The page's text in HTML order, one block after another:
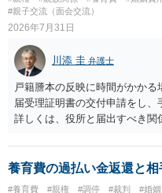
は言いにくいと思われます。な
担すべきかについては、離婚時
や費用などを踏まえて個別に検
の条項において、養育費の終期
か、大学進学に関する定めの
定めの有無等について確認す
#親子交流（面会交流）
2026年7月31日
川添 圭 弁護士
戸籍謄本の反映に時間がかか
届受理証明書の交付申請をし、
詳しくは、役所と届出すべき
養育費の過払い金返還と
#養育費 #親権 #調停 #裁判 #婚